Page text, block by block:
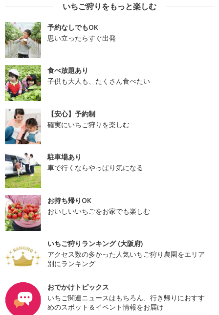
いちご狩りをもっと楽しむ
予約なしでもOK
思い立ったらすぐ出発
食べ放題あり
子供も大人も、たくさん食べたい
【安心】予約制
確実にいちご狩りを楽しむ
駐車場あり
車で行くならやっぱり気になる
お持ち帰りOK
おいしいいちごをお家でも楽しむ
いちご狩りランキング (大阪府)
アクセス数の多かった人気いちご狩り農園をエリア
別にランキング
おでかけトピックス
いちご関連ニュースはもちろん、行き帰りにおすす
めのスポット＆イベント情報をお届け